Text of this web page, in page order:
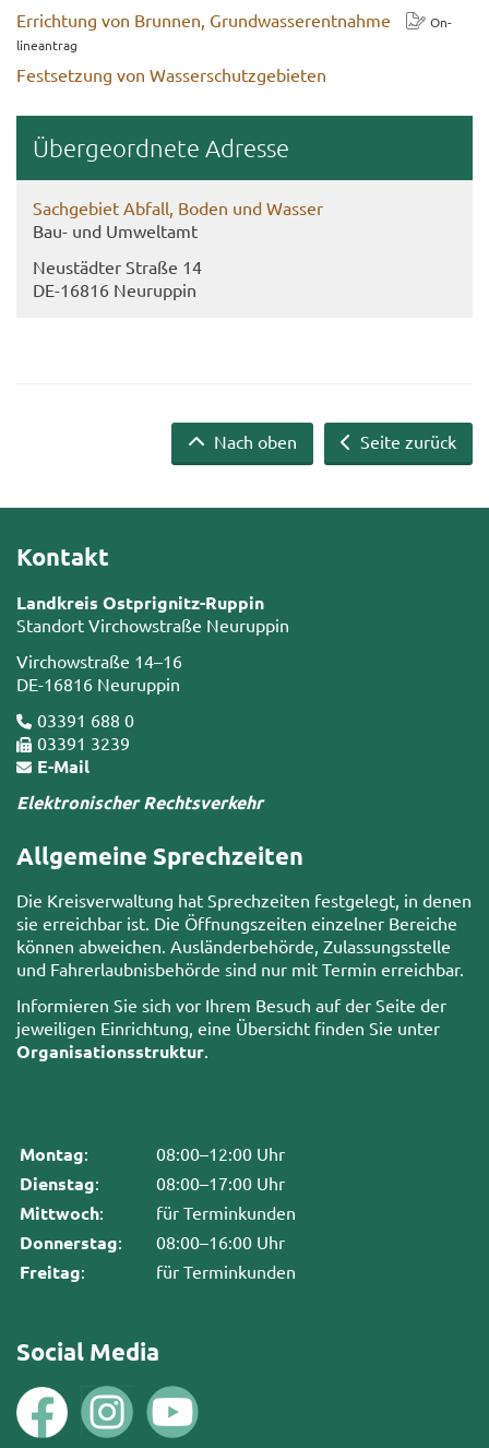
Er­rich­tung von Brun­nen, Grund­was­ser­ent­nah­me
On­
line­an­trag
Fest­set­zung von Was­ser­schutz­ge­bie­ten
Über­ge­ord­ne­te Adres­se
Sach­ge­biet Ab­fall, Boden und Was­ser
Bau- und Um­welt­amt
Neu­städ­ter Stra­ße 14
DE-​16816 Neu­rup­pin
Seite zurück
Nach oben
Kontakt
Landkreis Ostprignitz-Ruppin
Standort Virchowstraße Neuruppin
Virchowstraße 14–16
DE-16816 Neuruppin
03391 688 0
03391 3239
E-Mail
Elektronischer Rechtsverkehr
Allgemeine Sprechzeiten
Die Kreisverwaltung hat Sprechzeiten festgelegt, in denen
sie erreichbar ist. Die Öffnungszeiten einzelner Bereiche
können abweichen. Ausländerbehörde, Zulassungsstelle
und Fahrerlaubnisbehörde sind nur mit Termin erreichbar.
Informieren Sie sich vor Ihrem Besuch auf der Seite der
jeweiligen Einrichtung, eine Übersicht finden Sie unter
Organisationsstruktur.
Montag: 08:00–12:00 Uhr
Dienstag: 08:00–17:00 Uhr
Mittwoch: für Terminkunden
Donnerstag: 08:00–16:00 Uhr
Freitag: für Terminkunden
Social Media